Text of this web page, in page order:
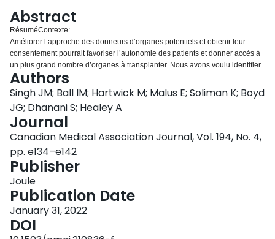
Abstract
RésuméContexte:
Améliorer l’approche des donneurs d’organes potentiels et obtenir leur
consentement pourrait favoriser l’autonomie des patients et donner accès à
un plus grand nombre d’organes à transplanter. Nous avons voulu identifier
les facteurs modifiables qui influent sur le consentement au don d’organes.
Méthodes:
Nous avons procédé à une étude de cohorte rétrospective regroupant les
adultes (≥ 18 ans) consécutivement orientés vers le système de don
d’organes en Ontario entre avril 2013 et juin 2019. Nous avons analysé les
données cliniques et démographiques des patients, les données relatives à
leurs mandataires et les particularités des approches pour le consentement
au don. Les paramètres de l’étude étaient le consentement au don
d’organes et le taux d’approches. Nous avons analysé les liens
indépendants entre le consentement et les facteurs propres aux approches
et au système.
Nous avons identifié 34 837 signalements de donneurs d’organes
potentiels, dont 6548 (18,8 %) ont fait l’objet d’approches auprès de leurs
Authors
Singh JM; Ball IM; Hartwick M; Malus E; Soliman K; Boyd
JG; Dhanani S; Healey A
Journal
Canadian Medical Association Journal, Vol. 194, No. 4,
pp. e134–e142
Publisher
Joule
Publication Date
January 31, 2022
DOI